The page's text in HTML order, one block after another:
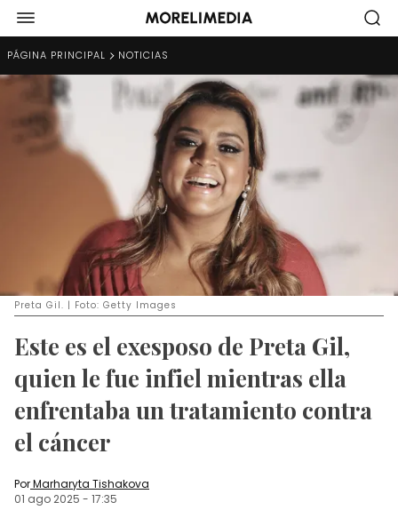
PÁGINA PRINCIPAL NOTICIAS
Preta Gil. | Foto: Getty Images
Este es el exesposo de Preta Gil,
quien le fue infiel mientras ella
enfrentaba un tratamiento contra
el cáncer
PorMarharyta Tishakova
01 ago 2025 - 17:35